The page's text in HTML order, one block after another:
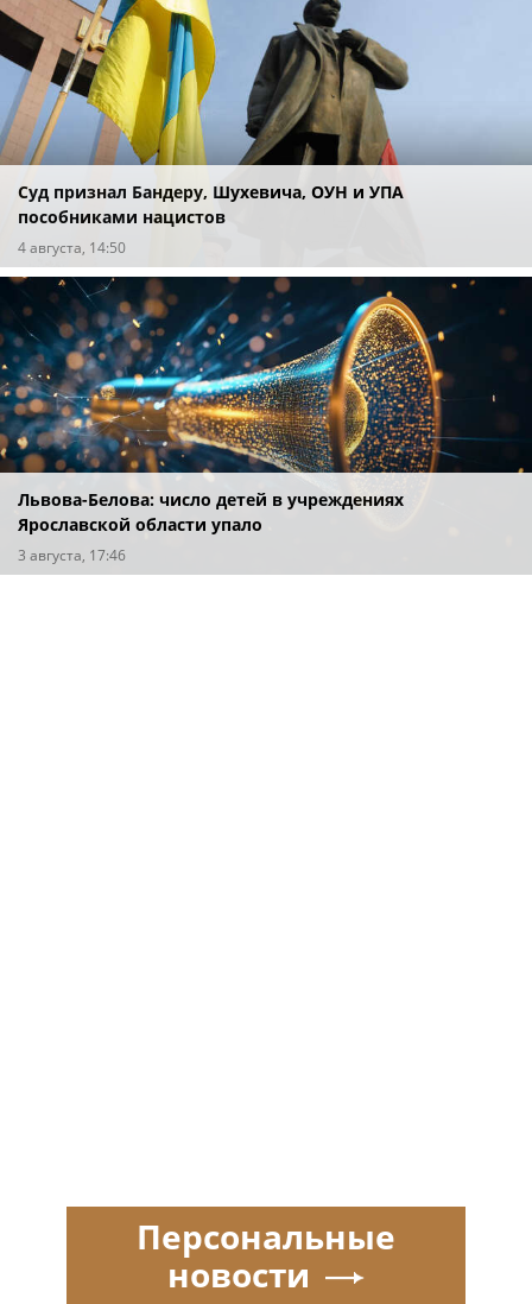
Суд признал Бандеру, Шухевича, ОУН и УПА
пособниками нацистов
4 августа, 14:50
Львова-Белова: число детей в учреждениях
Ярославской области упало
3 августа, 17:46
Персональные
новости